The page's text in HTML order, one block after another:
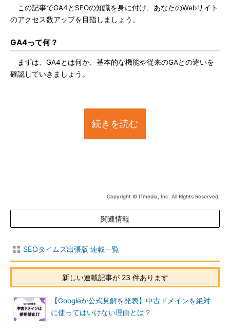
この記事でGA4とSEOの知識を身に付け、あなたのWebサイト
のアクセス数アップを目指しましょう。
GA4って何？
まずは、GA4とは何か、基本的な機能や従来のGAとの違いを
確認していきましょう。
続きを読む
Copyright © ITmedia, Inc. All Rights Reserved.
関連情報
SEOタイムズ出張版 連載一覧
新しい連載記事が 23 件あります
【Googleが公式見解を発表】中古ドメインを絶対
に使ってはいけない理由とは？